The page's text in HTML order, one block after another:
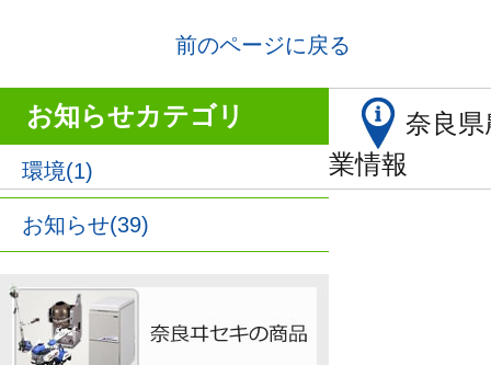
前のページに戻る
お知らせカテゴリ
環境(1)
お知らせ(39)
奈良県
業情報